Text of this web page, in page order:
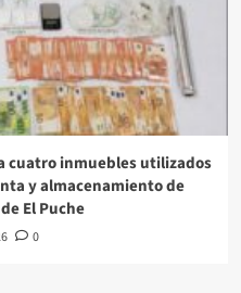
cuatro inmuebles utilizados
y almacenamiento de
El Puche
0